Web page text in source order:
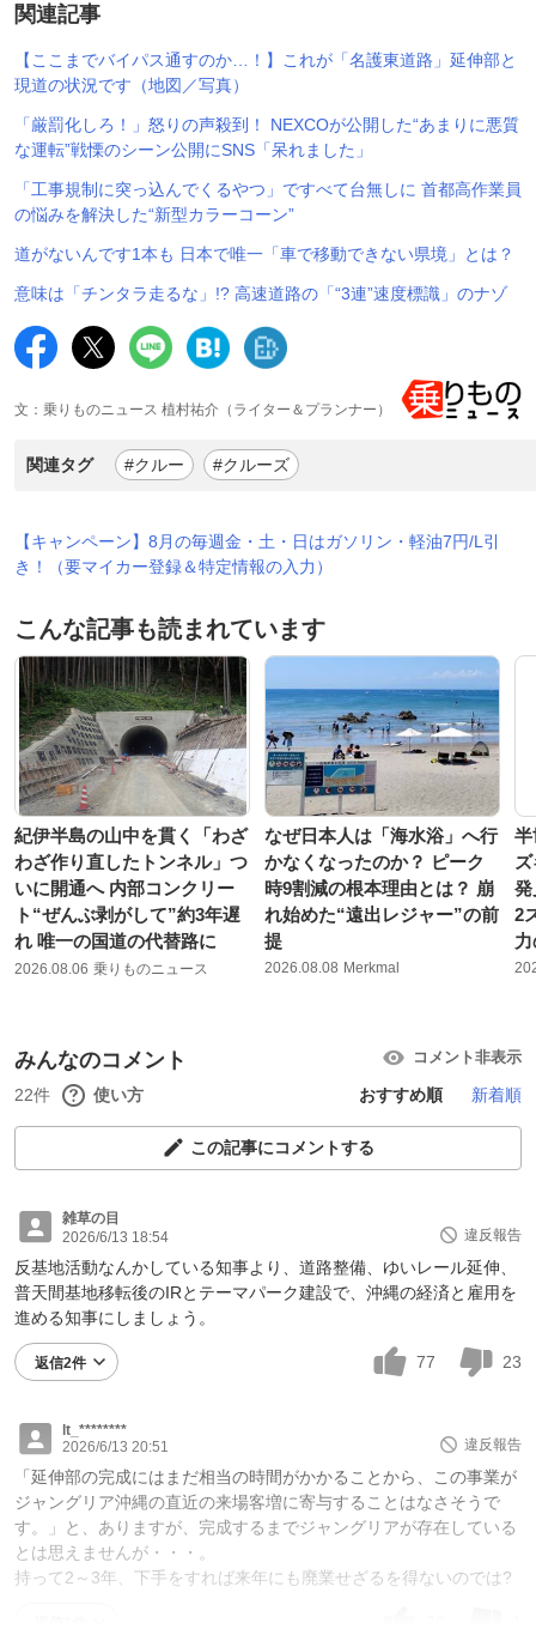
関連記事
【ここまでバイパス通すのか…！】これが「名護東道路」延伸部と
現道の状況です（地図／写真）
「厳罰化しろ！」怒りの声殺到！ NEXCOが公開した“あまりに悪質
な運転”戦慄のシーン公開にSNS「呆れました」
「工事規制に突っ込んでくるやつ」ですべて台無しに 首都高作業員
の悩みを解決した“新型カラーコーン”
道がないんです1本も 日本で唯一「車で移動できない県境」とは？
意味は「チンタラ走るな」!? 高速道路の「“3連”速度標識」のナゾ
文：乗りものニュース 植村祐介（ライター＆プランナー）
関連タグ #クルー #クルーズ
【キャンペーン】8月の毎週金・土・日はガソリン・軽油7円/L引
き！（要マイカー登録＆特定情報の入力）
こんな記事も読まれています
紀伊半島の山中を貫く「わざ
わざ作り直したトンネル」つ
いに開通へ 内部コンクリー
ト“ぜんぶ剥がして”約3年遅
れ 唯一の国道の代替路に
2026.08.06 乗りものニュース
なぜ日本人は「海水浴」へ行
かなくなったのか？ ピーク
時9割減の根本理由とは？ 崩
れ始めた“遠出レジャー”の前
提
2026.08.08 Merkmal
半
発
2
みんなのコメント コメント非表示
22件 使い方 おすすめ順 新着順
この記事にコメントする
雑草の目
2026/6/13 18:54
違反報告
反基地活動なんかしている知事より、道路整備、ゆいレール延伸、
普天間基地移転後のIRとテーマパーク建設で、沖縄の経済と雇用を
進める知事にしましょう。
返信2件 77 23
lt_********
2026/6/13 20:51
違反報告
「延伸部の完成にはまだ相当の時間がかかることから、この事業が
ジャングリア沖縄の直近の来場客増に寄与することはなさそうで
す。」と、ありますが、完成するまでジャングリアが存在している
とは思えませんが・・・。
持って2～3年、下手をすれば来年にも廃業せざるを得ないのでは?